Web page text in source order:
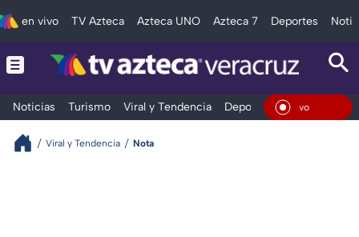
en vivo TV Azteca Azteca UNO Azteca 7 Deportes
Noticias Turismo Viral y Tendencia Deportes Espectáculos
En
Viral y Tendencia Nota